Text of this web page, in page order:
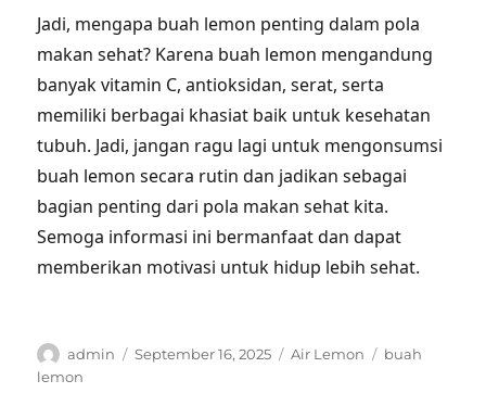
Jadi, mengapa buah lemon penting dalam pola
makan sehat? Karena buah lemon mengandung
banyak vitamin C, antioksidan, serat, serta
memiliki berbagai khasiat baik untuk kesehatan
tubuh. Jadi, jangan ragu lagi untuk mengonsumsi
buah lemon secara rutin dan jadikan sebagai
bagian penting dari pola makan sehat kita.
Semoga informasi ini bermanfaat dan dapat
memberikan motivasi untuk hidup lebih sehat.
Author
admin
Posted
September 16, 2025 Categories
Air Lemon Tags
buah
lemon